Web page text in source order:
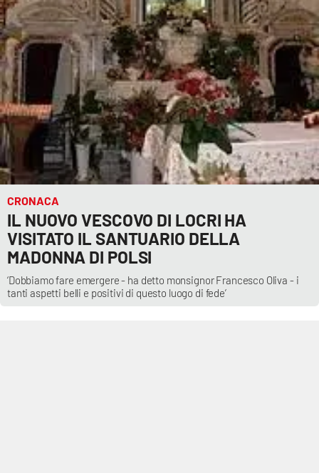
CRONACA
IL NUOVO VESCOVO DI LOCRI HA
VISITATO IL SANTUARIO DELLA
MADONNA DI POLSI
‘Dobbiamo fare emergere - ha detto monsignor Francesco Oliva - i
tanti aspetti belli e positivi di questo luogo di fede’